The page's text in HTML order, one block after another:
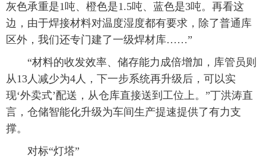
灰色承重是1吨、橙色是1.5吨、蓝色是3吨。再看这
边，由于焊接材料对温度湿度都有要求，除了普通库
区外，我们还专门建了一级焊材库……”
“材料的收发效率、储存能力成倍增加，库管员则
从13人减少为4人，下一步系统再升级后，可以实
现‘外卖式’配送，从仓库直接送到工位上。”丁洪涛直
言，仓储智能化升级为车间生产提速提供了有力支
撑。
对标“灯塔”